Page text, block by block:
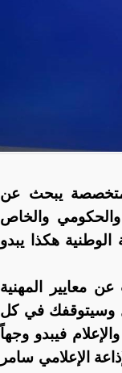
متخصصة يبحث عن
والحكومي والخاص
الوطنية هكذا يبدو
معايير المهنية
وسيتوقفك في كل
فيبدو وجهاً
الإعلامي سامر